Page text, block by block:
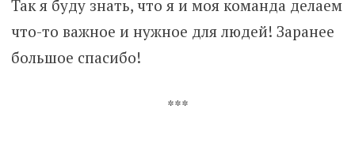
Так я буду знать, что я и моя команда делаем
что-то важное и нужное для людей! Заранее
большое спасибо!
***